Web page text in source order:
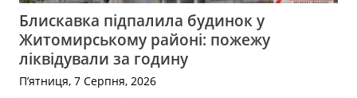
Блискавка підпалила будинок у
Житомирському районі: пожежу
ліквідували за годину
П’ятниця, 7 Серпня, 2026